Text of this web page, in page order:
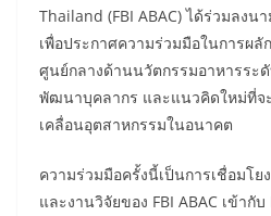
Thailand (FBI ABAC) ได้ร่วมลงน
เพื่อประกาศความร่วมมือในการผลั
ศูนย์กลางด้านนวัตกรรมอาหารระ
พัฒนาบุคลากร และแนวคิดใหม่ที่จ
เคลื่อนอุตสาหกรรมในอนาคต
ความร่วมมือครั้งนี้เป็นการเชื่อมโ
และงานวิจัยของ FBI ABAC เข้ากั